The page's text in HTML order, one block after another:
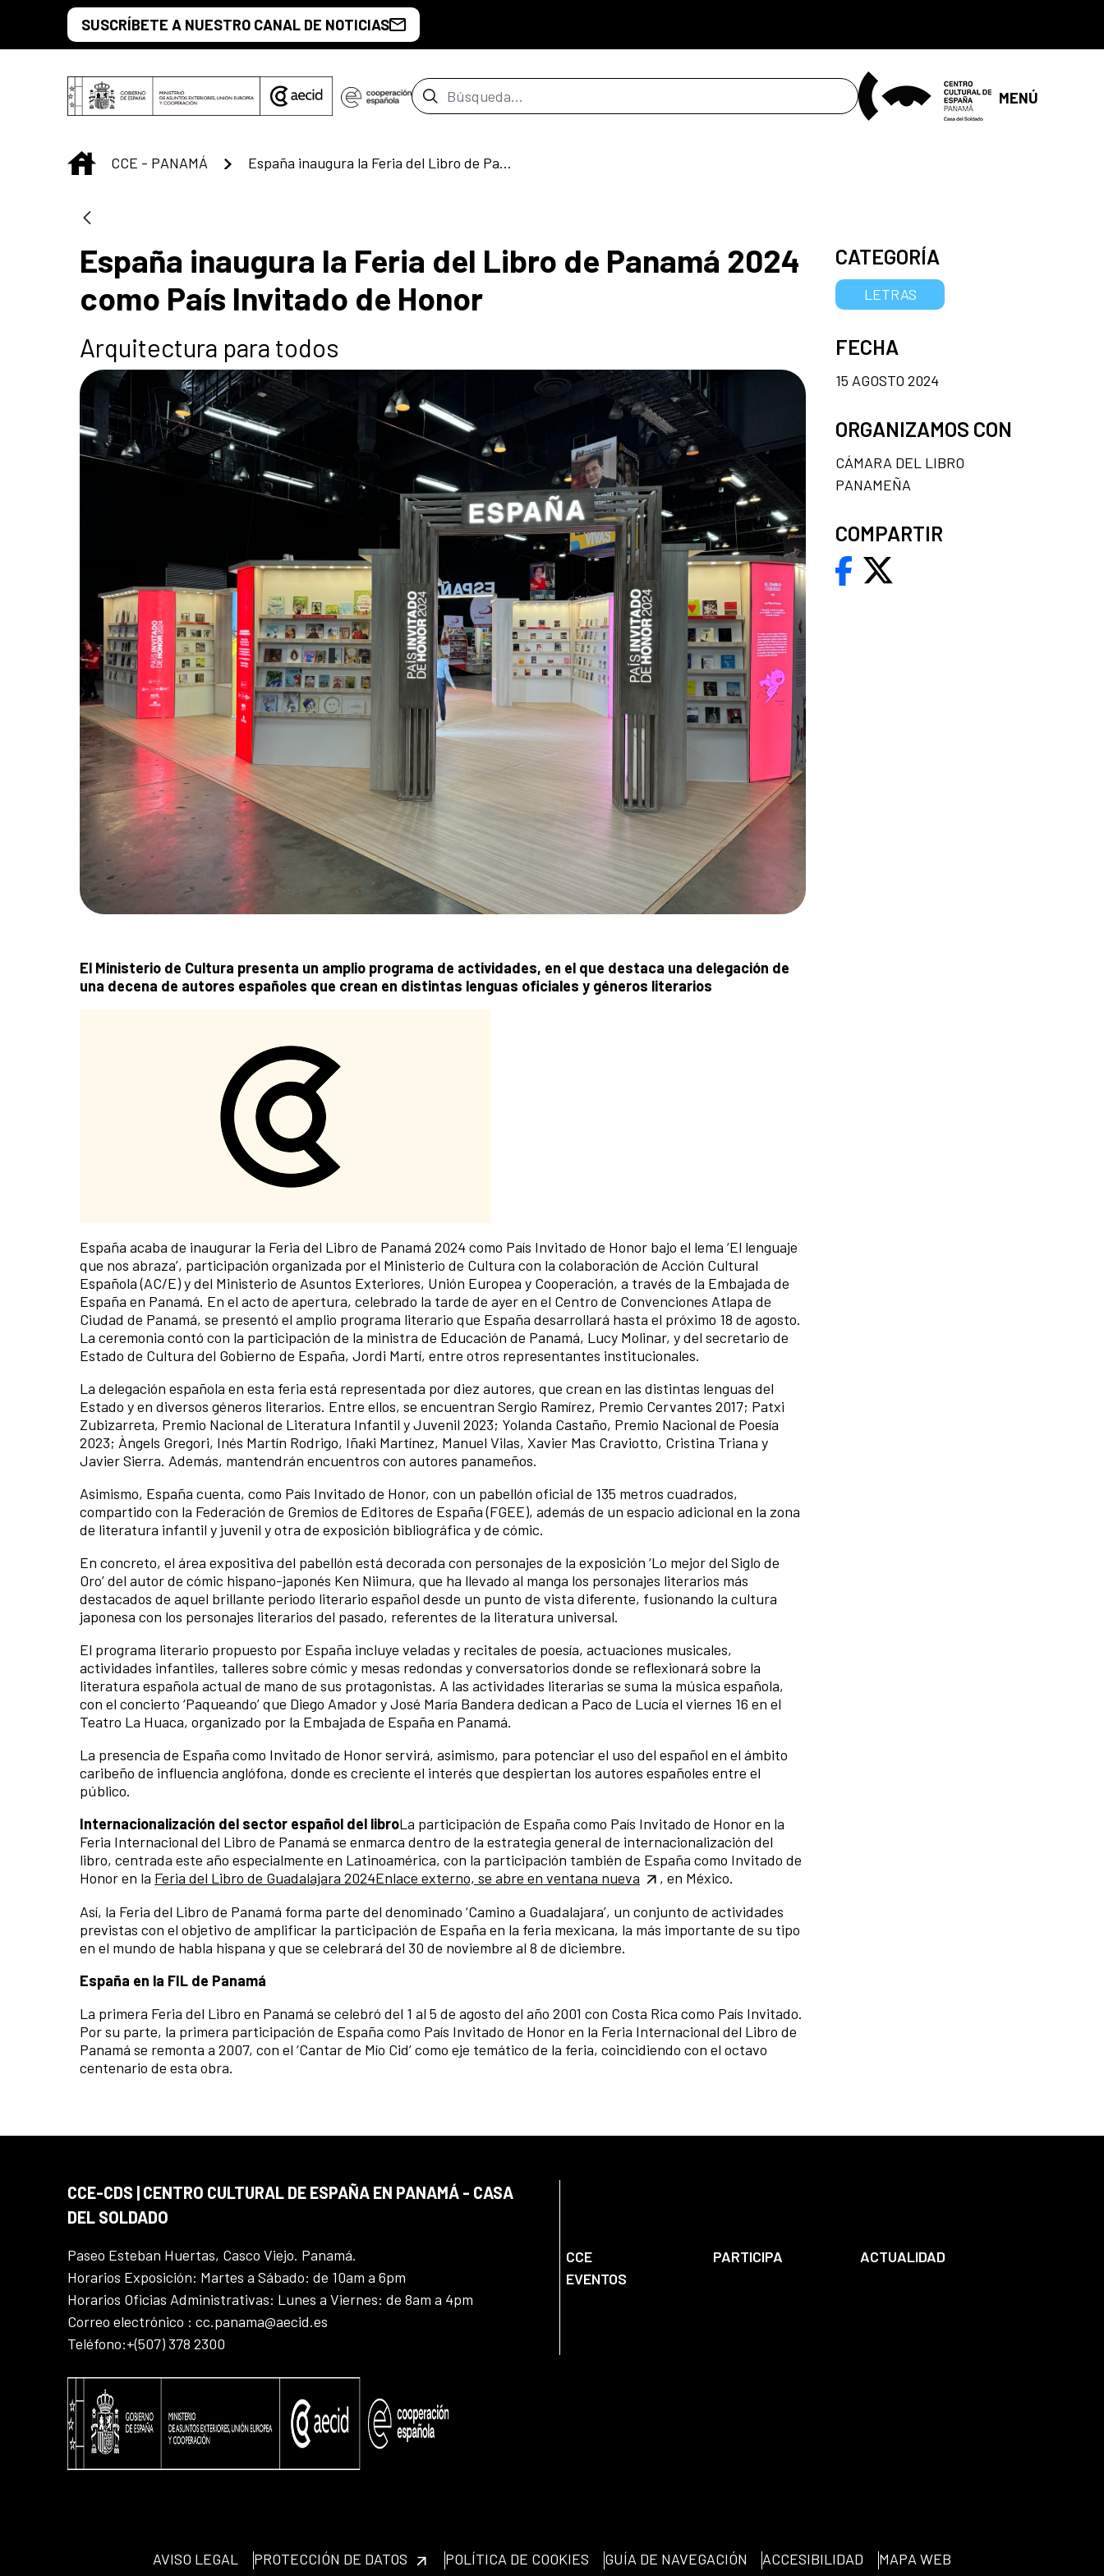
Saltar al contenido principal
SUSCRÍBETE A NUESTRO CANAL DE NOTICIAS
Barra de búsqueda MENÚ
INICIO
CCE - PANAMÁ España inaugura la Feria del Libro de Panamá 2024 como País Invitado de Honor
España inaugura la Feria del Libro de Panamá 2024
como País Invitado de Honor
Arquitectura para todos
El Ministerio de Cultura presenta un amplio programa de actividades, en el que destaca una delegación de
una decena de autores españoles que crean en distintas lenguas oficiales y géneros literarios
España acaba de inaugurar la Feria del Libro de Panamá 2024 como País Invitado de Honor bajo el lema ‘El lenguaje
que nos abraza’, participación organizada por el Ministerio de Cultura con la colaboración de Acción Cultural
Española (AC/E) y del Ministerio de Asuntos Exteriores, Unión Europea y Cooperación, a través de la Embajada de
España en Panamá. En el acto de apertura, celebrado la tarde de ayer en el Centro de Convenciones Atlapa de
Ciudad de Panamá, se presentó el amplio programa literario que España desarrollará hasta el próximo 18 de agosto.
La ceremonia contó con la participación de la ministra de Educación de Panamá, Lucy Molinar, y del secretario de
Estado de Cultura del Gobierno de España, Jordi Martí, entre otros representantes institucionales.
La delegación española en esta feria está representada por diez autores, que crean en las distintas lenguas del
Estado y en diversos géneros literarios. Entre ellos, se encuentran Sergio Ramírez, Premio Cervantes 2017; Patxi
Zubizarreta, Premio Nacional de Literatura Infantil y Juvenil 2023; Yolanda Castaño, Premio Nacional de Poesía
2023; Àngels Gregori, Inés Martín Rodrigo, Iñaki Martínez, Manuel Vilas, Xavier Mas Craviotto, Cristina Triana y
Javier Sierra. Además, mantendrán encuentros con autores panameños.
Asimismo, España cuenta, como País Invitado de Honor, con un pabellón oficial de 135 metros cuadrados,
compartido con la Federación de Gremios de Editores de España (FGEE), además de un espacio adicional en la zona
de literatura infantil y juvenil y otra de exposición bibliográfica y de cómic.
En concreto, el área expositiva del pabellón está decorada con personajes de la exposición ‘Lo mejor del Siglo de
Oro’ del autor de cómic hispano-japonés Ken Niimura, que ha llevado al manga los personajes literarios más
destacados de aquel brillante periodo literario español desde un punto de vista diferente, fusionando la cultura
japonesa con los personajes literarios del pasado, referentes de la literatura universal.
El programa literario propuesto por España incluye veladas y recitales de poesía, actuaciones musicales,
actividades infantiles, talleres sobre cómic y mesas redondas y conversatorios donde se reflexionará sobre la
literatura española actual de mano de sus protagonistas. A las actividades literarias se suma la música española,
con el concierto ‘Paqueando’ que Diego Amador y José María Bandera dedican a Paco de Lucía el viernes 16 en el
Teatro La Huaca, organizado por la Embajada de España en Panamá.
La presencia de España como Invitado de Honor servirá, asimismo, para potenciar el uso del español en el ámbito
caribeño de influencia anglófona, donde es creciente el interés que despiertan los autores españoles entre el
público.
Internacionalización del sector español del libroLa participación de España como País Invitado de Honor en la
Feria Internacional del Libro de Panamá se enmarca dentro de la estrategia general de internacionalización del
libro, centrada este año especialmente en Latinoamérica, con la participación también de España como Invitado de
Honor en la Feria del Libro de Guadalajara 2024Enlace externo, se abre en ventana nueva
, en México.
Así, la Feria del Libro de Panamá forma parte del denominado ‘Camino a Guadalajara’, un conjunto de actividades
previstas con el objetivo de amplificar la participación de España en la feria mexicana, la más importante de su tipo
en el mundo de habla hispana y que se celebrará del 30 de noviembre al 8 de diciembre.
España en la FIL de Panamá
La primera Feria del Libro en Panamá se celebró del 1 al 5 de agosto del año 2001 con Costa Rica como País Invitado.
Por su parte, la primera participación de España como País Invitado de Honor en la Feria Internacional del Libro de
Panamá se remonta a 2007, con el ‘Cantar de Mío Cid’ como eje temático de la feria, coincidiendo con el octavo
centenario de esta obra.
CATEGORÍA
LETRAS
FECHA
15 AGOSTO 2024
ORGANIZAMOS CON
CÁMARA DEL LIBRO
PANAMEÑA
COMPARTIR
CCE-CDS | CENTRO CULTURAL DE ESPAÑA EN PANAMÁ - CASA
DEL SOLDADO
Paseo Esteban Huertas, Casco Viejo. Panamá.
Horarios Exposición: Martes a Sábado: de 10am a 6pm
Horarios Oficias Administrativas: Lunes a Viernes: de 8am a 4pm
Correo electrónico : cc.panama@aecid.es
Teléfono:+(507) 378 2300
CCE PARTICIPA
ACTUALIDAD
EVENTOS
AVISO LEGAL PROTECCIÓN DE DATOS POLÍTICA DE COOKIES GUÍA DE NAVEGACIÓN ACCESIBILIDAD MAPA WEB